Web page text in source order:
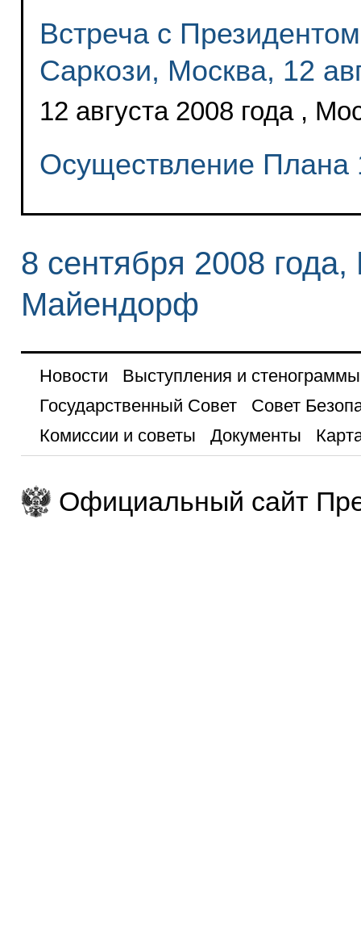
Встреча с
Саркози, Москва, 12
12 августа 2008 года ,
Осуществление Плана
8 сентября 2008
Майендорф
Новости
Выступления и стенограммы
Государственный Совет
Совет
Комиссии и советы
Документы
Официальный сайт